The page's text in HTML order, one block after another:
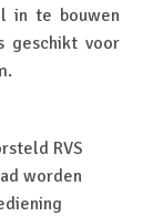
in te bouwen
geschikt voor
RVS
worden